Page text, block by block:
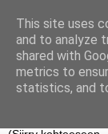
Uusi Suunta -
This site uses
and to analyze
shared with
metrics to
statistics, and